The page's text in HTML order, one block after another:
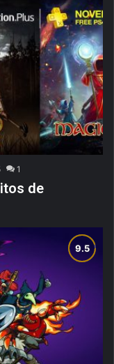
1
de